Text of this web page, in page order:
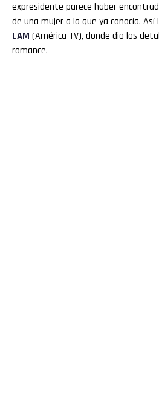
expresidente parece haber
de una mujer a la que ya conocía. Así
LAM (América TV), donde dio los
romance.